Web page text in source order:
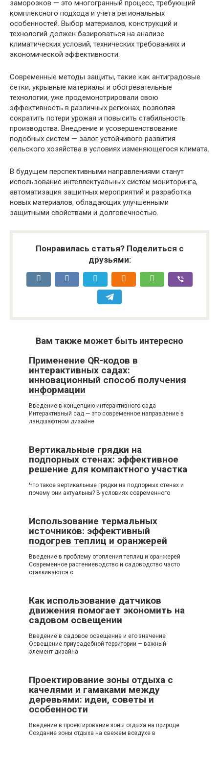
заморозков — это многогранный процесс, требующий
комплексного подхода и учета региональных
особенностей. Выбор материалов, конструкций и
технологий должен базироваться на анализе
климатических условий, технических требованиях и
экономической эффективности.
Современные методы защиты, такие как антиградовые
сетки, укрывные материалы и обогревательные
технологии, уже продемонстрировали свою
эффективность в различных регионах, позволяя
сократить потери урожая и повысить стабильность
производства. Внедрение и усовершенствование
подобных систем — залог устойчивого развития
сельского хозяйства в условиях изменяющегося климата.
В будущем перспективными направлениями станут
использование интеллектуальных систем мониторинга,
автоматизация защитных мероприятий и разработка
новых материалов, обладающих улучшенными
защитными свойствами и долговечностью.
Понравилась статья? Поделиться с
друзьями:
Вам также может быть интересно
Применение QR-кодов в
интерактивных садах:
инновационный способ получения
информации
Введение в концепцию интерактивного сада
Интерактивный сад — это современное направление в
ландшафтном дизайне
Вертикальные грядки на
подпорных стенах: эффективное
решение для компактного участка
Что такое вертикальные грядки на подпорных стенах и
почему они актуальны? В условиях современного
Использование термальных
источников: эффективный
подогрев теплиц и оранжерей
Введение в проблему отопления теплиц и оранжерей
Современное растениеводство и садоводство часто
сталкиваются с
Как использование датчиков
движения помогает экономить на
садовом освещении
Введение в садовое освещение и его значение
Освещение приусадебной территории — важный
элемент дизайна
Проектирование зоны отдыха с
качелями и гамаками между
деревьями: идеи, советы и
особенности
Введение в проектирование зоны отдыха на природе
Создание зоны отдыха на свежем воздухе в